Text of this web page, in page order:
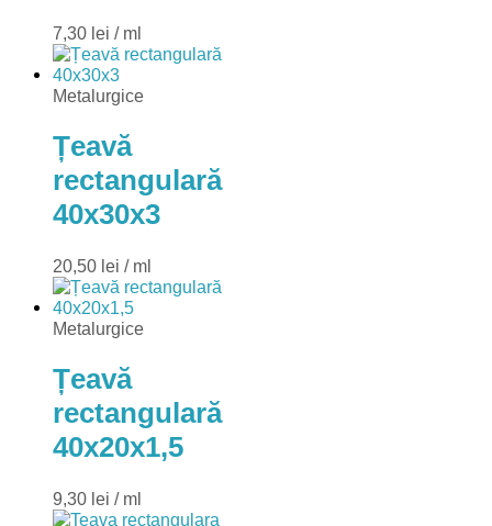
7,30 lei / ml
Metalurgice
Țeavă
rectangulară
40x30x3
20,50 lei / ml
Metalurgice
Țeavă
rectangulară
40x20x1,5
9,30 lei / ml